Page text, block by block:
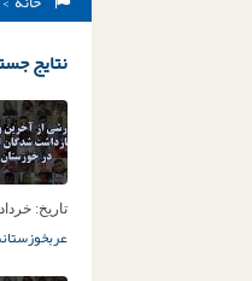
نتایج
تاریخ: خرداد 1ام, 1397
عربخوزستان